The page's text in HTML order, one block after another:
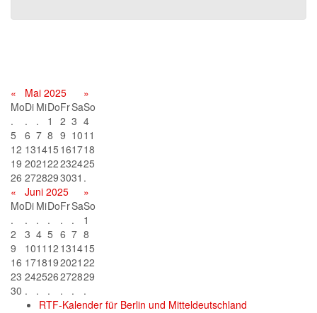
« Mai 2025
»
MoDi MiDoFrSaSo
.
. . 1 2 3 4
5
6 7 8 9 1011
12 131415 161718
19 202122232425
26 2728293031 .
«
Juni 2025
»
MoDi MiDoFrSaSo
.
. . . . .
1
2
3 4 5 6 7 8
9
1011 12 131415
16 1718192021 22
23 242526272829
30 . . . . .
.
RTF-Kalender für Berlin und Mitteldeutschland